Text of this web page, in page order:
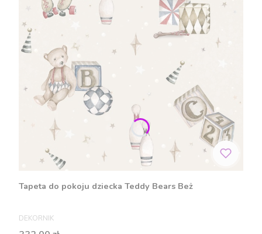
Tapeta do pokoju dziecka Teddy Bears Beż
PRODUCENT
DEKORNIK